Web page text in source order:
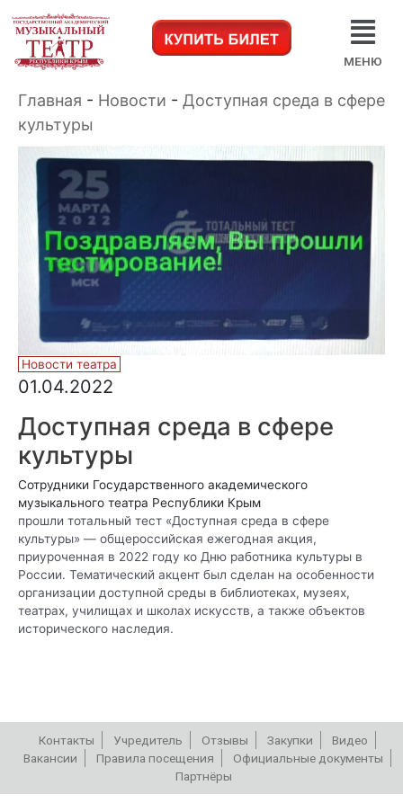
МЕНЮ
Главная - Новости - Доступная среда в сфере
культуры
Новости театра
01.04.2022
Доступная среда в сфере
культуры
Сотрудники Государственного академического
музыкального театра Республики Крым
прошли тотальный тест «Доступная среда в сфере
культуры» — общероссийская ежегодная акция,
приуроченная в 2022 году ко Дню работника культуры в
России. Тематический акцент был сделан на особенности
организации доступной среды в библиотеках, музеях,
театрах, училищах и школах искусств, а также объектов
исторического наследия.
Контакты Учредитель Отзывы Закупки
Видео
Вакансии
Правила посещения
Официальные документы
Партнёры